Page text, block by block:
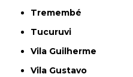
Tremembé
Tucuruvi
Vila Guilherme
Vila Gustavo